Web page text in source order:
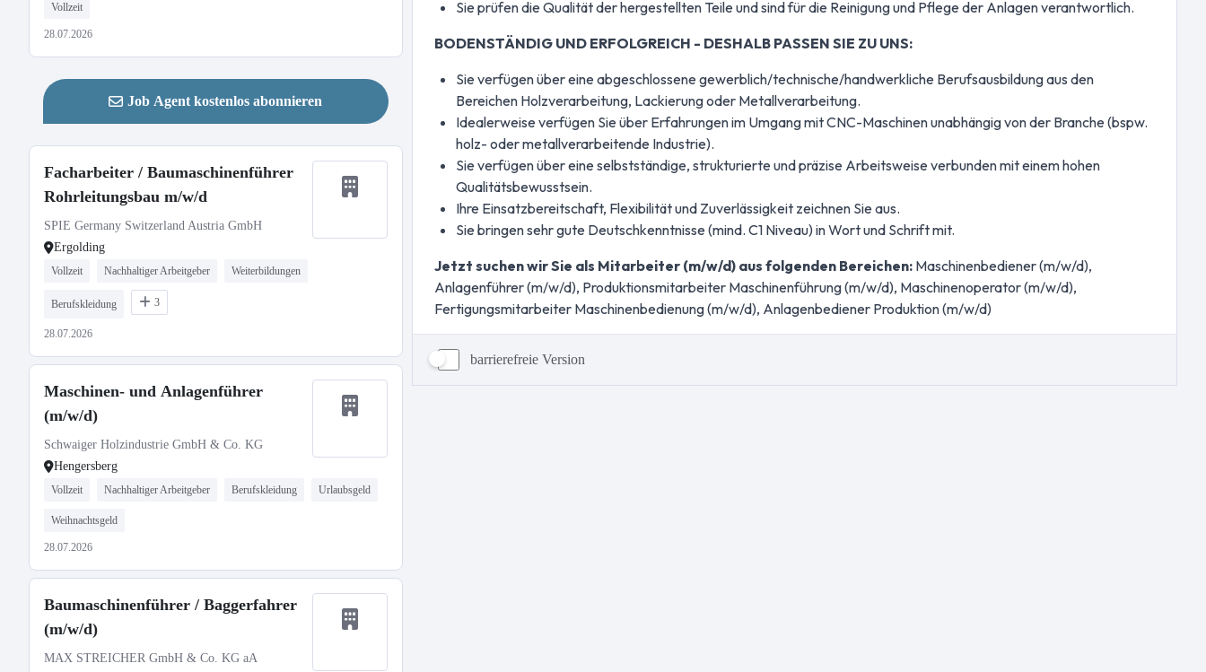
Vollzeit
28.07.2026
Job Agent kostenlos abonnieren
Facharbeiter / Baumaschinenführer
Rohrleitungsbau m/w/d
SPIE Germany Switzerland Austria GmbH
Ergolding
Vollzeit Nachhaltiger Arbeitgeber Weiterbildungen
Berufskleidung 3
28.07.2026
Maschinen- und Anlagenführer
(m/w/d)
Schwaiger Holzindustrie GmbH & Co. KG
Hengersberg
Vollzeit Nachhaltiger Arbeitgeber Berufskleidung Urlaubsgeld
Weihnachtsgeld
28.07.2026
Baumaschinenführer / Baggerfahrer
(m/w/d)
MAX STREICHER GmbH & Co. KG aA
barrierefreie Version